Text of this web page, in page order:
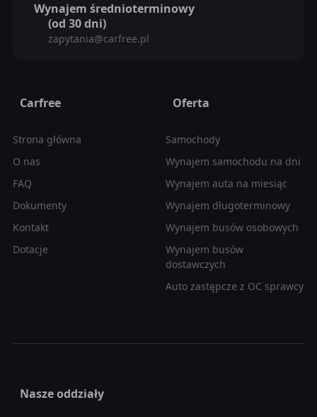
Wynajem średnioterminowy
(od 30 dni)
zapytania@carfree.pl
Carfree
Strona główna
O nas
FAQ
Dokumenty
Kontakt
Dotacje
Oferta
Samochody
Wynajem samochodu na dni
Wynajem auta na miesiąc
Wynajem długoterminowy
Wynajem busów osobowych
Wynajem busów
dostawczych
Auto zastępcze z OC sprawcy
Nasze oddziały